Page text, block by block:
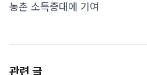
농촌 소득증대에 기여
관련 글